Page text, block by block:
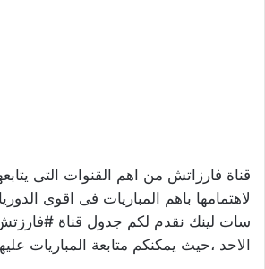
قناة فارزاتش من اهم القنوات التى
لاهتمامها باهم المباريات فى اقوى
سات لينك نقدم لكم جدول قناة
الاحد ،حيث يمكنكم متابعة المباريات